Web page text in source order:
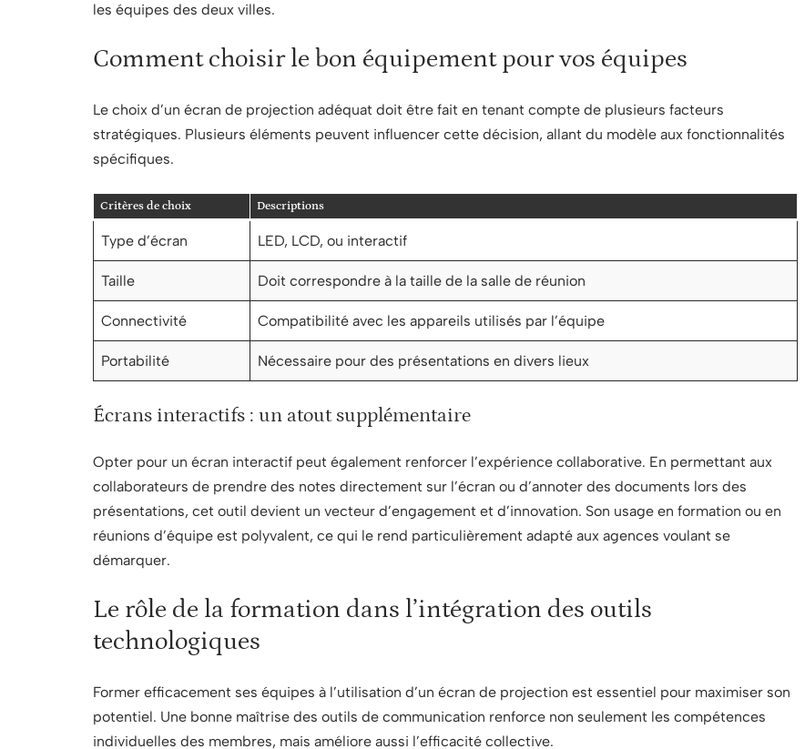
les équipes des deux villes.
Comment choisir le bon équipement pour vos équipes
Le choix d’un écran de projection adéquat doit être fait en tenant compte de plusieurs facteurs
stratégiques. Plusieurs éléments peuvent influencer cette décision, allant du modèle aux fonctionnalités
spécifiques.
Critères de choix Descriptions
Type d’écran LED, LCD, ou interactif
Taille Doit correspondre à la taille de la salle de réunion
Connectivité Compatibilité avec les appareils utilisés par l’équipe
Portabilité Nécessaire pour des présentations en divers lieux
Écrans interactifs : un atout supplémentaire
Opter pour un écran interactif peut également renforcer l’expérience collaborative. En permettant aux
collaborateurs de prendre des notes directement sur l’écran ou d’annoter des documents lors des
présentations, cet outil devient un vecteur d’engagement et d’innovation. Son usage en formation ou en
réunions d’équipe est polyvalent, ce qui le rend particulièrement adapté aux agences voulant se
démarquer.
Le rôle de la formation dans l’intégration des outils
technologiques
Former efficacement ses équipes à l’utilisation d’un écran de projection est essentiel pour maximiser son
potentiel. Une bonne maîtrise des outils de communication renforce non seulement les compétences
individuelles des membres, mais améliore aussi l’efficacité collective.